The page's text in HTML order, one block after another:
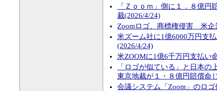
「Ｚｏｏｍ」側に１．８億
裁(2026/4/24)
Zoomロゴ、商標権侵害 米企
米ズーム社に1億6000万円支
(2026/4/24)
米ZOOMに1億6千万円支払
「ロゴが似ている」と日本
東京地裁が１・８億円賠償命
会議システム「Zoom」のロ